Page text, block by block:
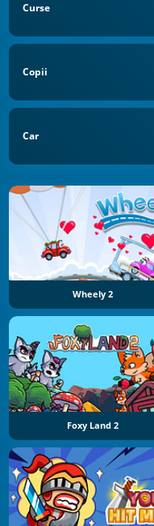
Curse
Copii
Car
Wheely 2
Foxy Land 2